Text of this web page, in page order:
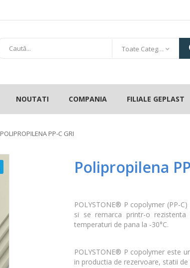
Toate Categoriile
NOUTATI COMPANIA FILIALE GEPLAST
POLIPROPILENA PP-C GRI
Polipropilena
POLYSTONE® P copolymer (PP-
si se remarca printr-o
temperaturi de pana la -30°C.
POLYSTONE® P copolymer este
in productia de rezervoare, statii